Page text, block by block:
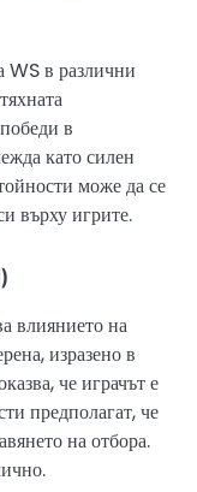
WS в различни
в
като силен
може да се
върху игрите.
влиянието на
изразено в
че играчът е
предполагат, че
на отбора.